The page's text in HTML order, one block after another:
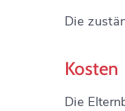
Die
Kosten
Die